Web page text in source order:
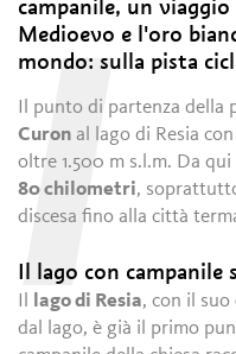
campanile, un
Medioevo e l'oro
mondo: sulla pista
I
Il punto di partenza della
Curon al lago di Resia
oltre 1.500 m s.l.m. Da
80 chilometri,
discesa fino alla città
Il lago con campanile
lago di Resia, con il suo
dal lago, è già il primo